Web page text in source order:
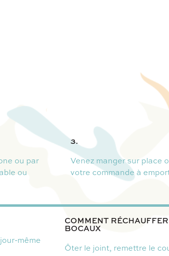
ou par
ou
3.
Venez manger sur place
votre commande à
même
COMMENT
BOCAUX
Ôter le joint, remettre le